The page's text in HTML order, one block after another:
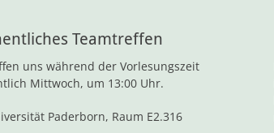
Teamtreffen
uns während der Vorlesungszeit
Mittwoch, um 13:00 Uhr.
Paderborn, Raum E2.316